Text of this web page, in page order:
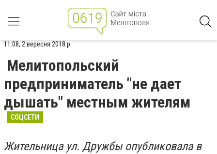
11:08, 2 вересня 2018 р.
Мелитопольский
предприниматель "не дает
дышать" местным жителям
СОЦСЕТИ
Жительница ул. Дружбы опубликовала в